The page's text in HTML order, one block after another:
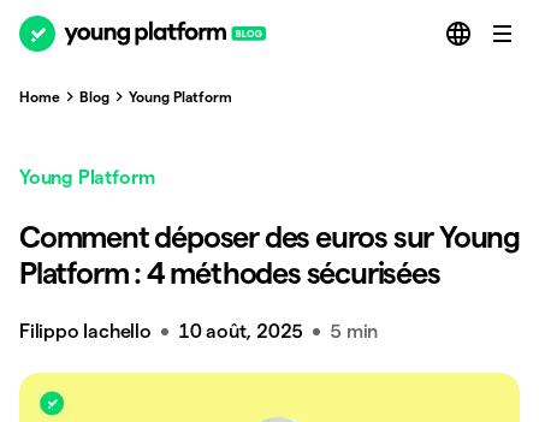
Home Blog Young Platform
Young Platform
Comment déposer des euros sur Young
Platform : 4 méthodes sécurisées
Filippo Iachello 10 août, 2025 5 min